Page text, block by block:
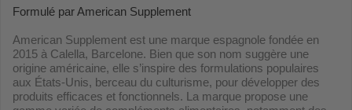
Formulé par American Supplement
American Supplement est une marque espagnole fondée en
2015 à Calella, Barcelone. Bien que son nom suggère une
origine américaine, elle s’inspire des formulations populaires
aux États-Unis, berceau du culturisme, pour développer des
produits efficaces et fonctionnels. La marque propose une